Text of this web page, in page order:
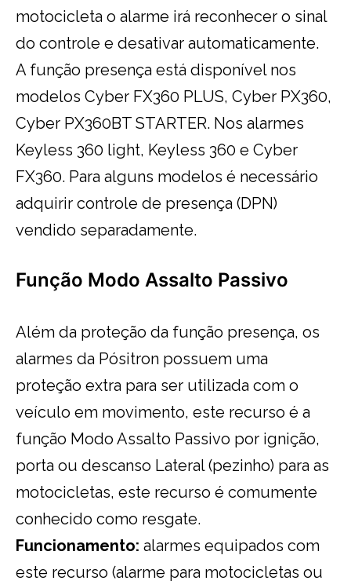
motocicleta o alarme irá reconhecer o sinal
do controle e desativar automaticamente.
A função presença está disponível nos
modelos Cyber FX360 PLUS, Cyber PX360,
Cyber PX360BT STARTER. Nos alarmes
Keyless 360 light, Keyless 360 e Cyber
FX360. Para alguns modelos é necessário
adquirir controle de presença (DPN)
vendido separadamente.
Função Modo Assalto Passivo
Além da proteção da função presença, os
alarmes da Pósitron possuem uma
proteção extra para ser utilizada com o
veículo em movimento, este recurso é a
função Modo Assalto Passivo por ignição,
porta ou descanso Lateral (pezinho) para as
motocicletas, este recurso é comumente
conhecido como resgate.
Funcionamento: alarmes equipados com
este recurso (alarme para motocicletas ou